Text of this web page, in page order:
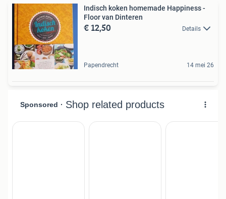
Indisch koken homemade Happiness -
Floor van Dinteren
€ 12,50 Details
Papendrecht 14 mei 26